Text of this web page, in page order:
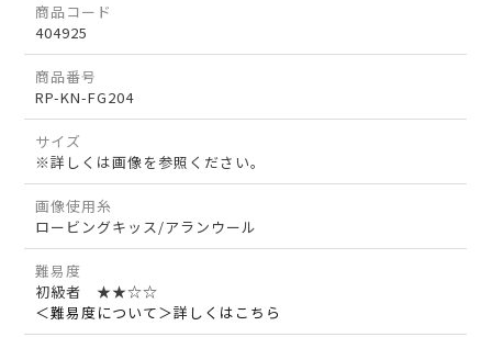
商品コード
404925
商品番号
RP-KN-FG204
サイズ
※詳しくは画像を参照ください。
画像使用糸
ロービングキッス/アランウール
難易度
初級者 ★★☆☆
＜難易度について＞詳しくはこちら